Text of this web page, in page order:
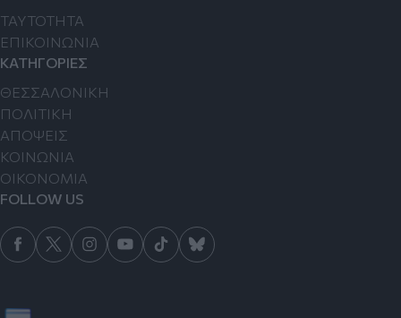
TAYTOTHTA
ΕΠΙΚΟΙΝΩΝΙΑ
ΚΑΤΗΓΟΡΙΕΣ
ΘΕΣΣΑΛΟΝΙΚΗ
ΠΟΛΙΤΙΚΗ
ΑΠΟΨΕΙΣ
ΚΟΙΝΩΝΙΑ
ΟΙΚΟΝΟΜΙΑ
FOLLOW US